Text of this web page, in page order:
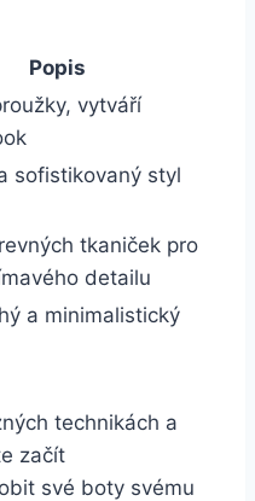
Popis
vytváří
sofistikovaný styl
tkaniček pro
detailu
‌a minimalistický
technikách a
začít
své boty⁣ svému